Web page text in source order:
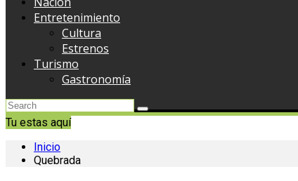
Entretenimiento
Cultura
Estrenos
Turismo
Gastronomía
Tu estas aquí
Inicio
Quebrada